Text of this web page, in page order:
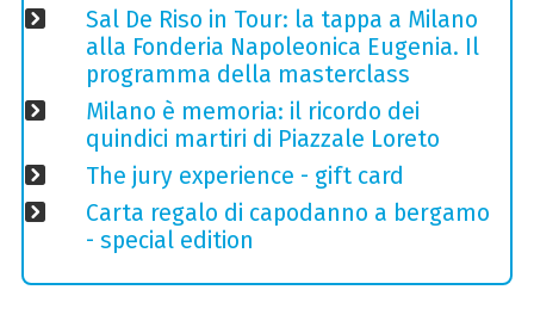
Sal De Riso in Tour: la tappa a Milano
alla Fonderia Napoleonica Eugenia. Il
programma della masterclass
Milano è memoria: il ricordo dei
quindici martiri di Piazzale Loreto
The jury experience - gift card
Carta regalo di capodanno a bergamo
- special edition